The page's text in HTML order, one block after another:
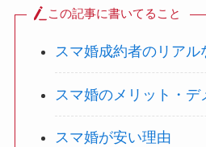
この記事に書いてること
スマ婚成約者のリアル
スマ婚のメリット・デ
スマ婚が安い理由